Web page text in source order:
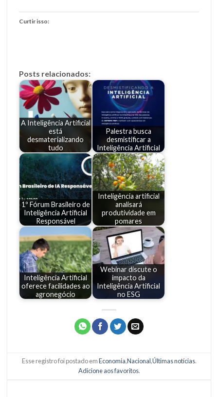
Curtir isso:
Posts relacionados:
A Inteligência Artificial
está
desmaterializando
tudo
Palestra busca
desmistificar a
Inteligência Artificial
1º Fórum Brasileiro de
Inteligência Artificial
Responsável
Inteligência artificial
analisará
produtividade em
pomares
Inteligência Artificial
oferece facilidades ao
agronegócio
Webinar discute o
impacto da
Inteligência Artificial
no ESG
Esse registro foi postado em Economia,Nacional ,Últimas notícias.
Adicione aos favoritos.